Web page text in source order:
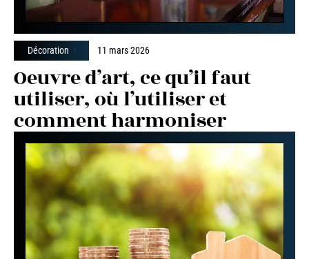
Décoration 11 mars 2026
Oeuvre d’art, ce qu’il faut
utiliser, où l’utiliser et
comment harmoniser